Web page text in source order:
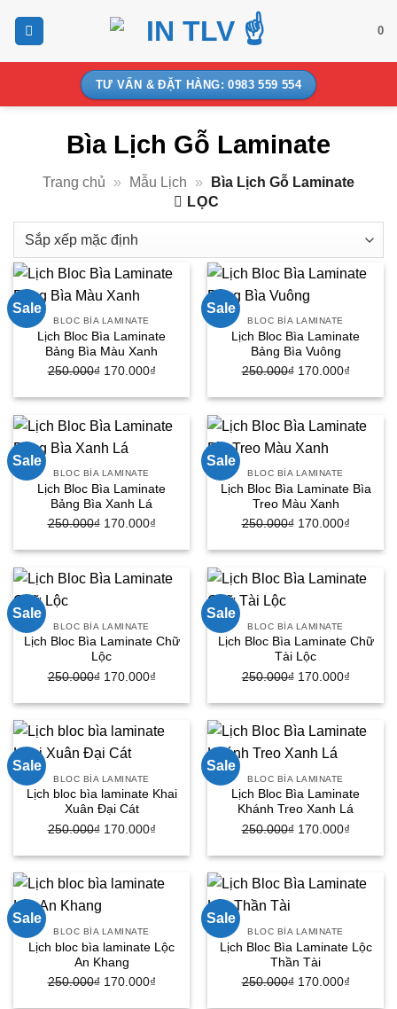
0
TƯ VẤN & ĐẶT HÀNG: 0983 559 554
Bìa Lịch Gỗ Laminate
Trang chủ » Mẫu Lịch »
Bìa Lịch Gỗ Laminate
LỌC
Sale
BLOC BÌA LAMINATE
Lịch Bloc Bìa Laminate
Bảng Bìa Màu Xanh
250.000₫ Giá
250.000₫.
170.000₫
là:
170.000₫.
Sale
BLOC BÌA LAMINATE
Lịch Bloc Bìa Laminate
Bảng Bìa Vuông
250.000₫ Giá
250.000₫.
170.000₫
là:
Sale
BLOC BÌA LAMINATE
Lịch Bloc Bìa Laminate
Bảng Bìa Xanh Lá
250.000₫ Giá
250.000₫.
170.000₫
là:
170.000₫.
Sale
BLOC BÌA LAMINATE
Lịch Bloc Bìa Laminate Bìa
Treo Màu Xanh
250.000₫ Giá
250.000₫.
170.000₫
là:
Sale
BLOC BÌA LAMINATE
Lịch Bloc Bìa Laminate Chữ
Lộc
250.000₫ Giá
250.000₫.
170.000₫
là:
170.000₫.
Sale
BLOC BÌA LAMINATE
Lịch Bloc Bìa Laminate Chữ
Tài Lộc
250.000₫ Giá
250.000₫.
170.000₫
là:
Sale
BLOC BÌA LAMINATE
Lịch bloc bìa laminate Khai
Xuân Đại Cát
250.000₫ Giá
250.000₫.
170.000₫
là:
170.000₫.
Sale
BLOC BÌA LAMINATE
Lịch Bloc Bìa Laminate
Khánh Treo Xanh Lá
250.000₫ Giá
250.000₫.
170.000₫
là:
Sale
BLOC BÌA LAMINATE
Lịch bloc bìa laminate Lộc
An Khang
250.000₫ Giá
170.000₫
Sale
BLOC BÌA LAMINATE
Lịch Bloc Bìa Laminate Lộc
Thần Tài
250.000₫ Giá
170.000₫